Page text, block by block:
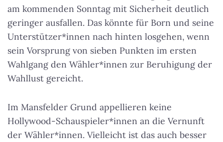
am kommenden Sonntag mit Sicherheit deutlich
geringer ausfallen. Das könnte für Born und seine
Unterstützer*innen nach hinten losgehen, wenn
sein Vorsprung von sieben Punkten im ersten
Wahlgang den Wähler*innen zur Beruhigung der
Wahllust gereicht.
Im Mansfelder Grund appellieren keine
Hollywood-Schauspieler*innen an die Vernunft
der Wähler*innen. Vielleicht ist das auch besser